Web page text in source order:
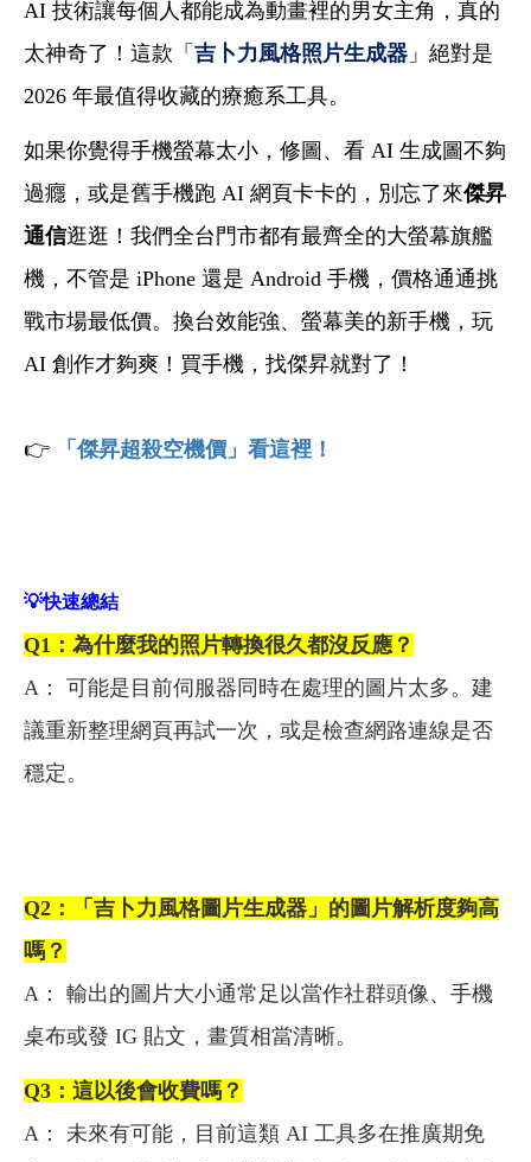
AI 技術讓每個人都能成為動畫裡的男女主角，真的
太神奇了！這款「 吉卜力風格照片生成器 」絕對是
2026 年最值得收藏的療癒系工具。
如果你覺得手機螢幕太小，修圖、看 AI 生成圖不夠
過癮，或是舊手機跑 AI 網頁卡卡的，別忘了來傑昇
通信逛逛！我們全台門市都有最齊全的大螢幕旗艦
機，不管是 iPhone 還是 Android 手機，價格通通挑
戰市場最低價。換台效能強、螢幕美的新手機，玩
AI 創作才夠爽！買手機，找傑昇就對了！
👉 「傑昇超殺空機價」看這裡！
💡快速總結
Q1 ：為什麼我的照片轉換很久都沒反應？
A： 可能是目前伺服器同時在處理的圖片太多。建
議重新整理網頁再試一次，或是檢查網路連線是否
穩定。
Q2 ：「吉卜力風格圖片生成器」的圖片解析度夠高
嗎？
A： 輸出的圖片大小通常足以當作社群頭像、手機
桌布或發 IG 貼文，畫質相當清晰。
Q3 ：這以後會收費嗎？
A： 未來有可能，目前這類 AI 工具多在推廣期免